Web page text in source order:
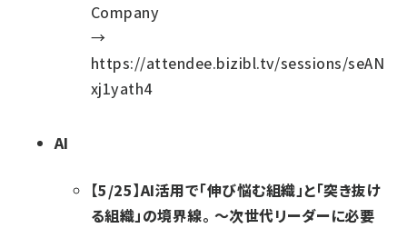
Company
→
https://attendee.bizibl.tv/sessions/seAN
xj1yath4
AI
【5/25】AI活用で「伸び悩む組織」と「突き抜け
る組織」の境界線。 〜次世代リーダーに必要